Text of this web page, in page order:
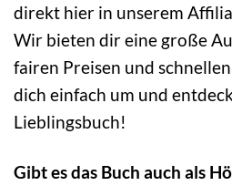
direkt hier in unserem
Wir bieten dir eine große
fairen Preisen und
dich einfach um und
Lieblingsbuch!
Gibt es das Buch auch als